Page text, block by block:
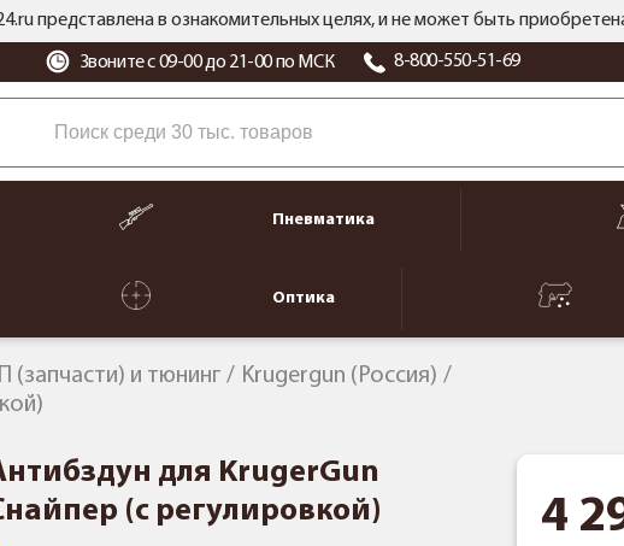
представлена в ознакомительных целях, и не может быть
Звоните с 09-00 до 21-00 по МСК 8-800-550-51-69
Пневматика
Оптика
(запчасти) и тюнинг
Krugergun (Россия)
для KrugerGun
(с регулировкой)
4